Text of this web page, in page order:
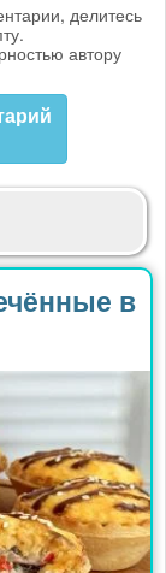
делитесь
автору
в